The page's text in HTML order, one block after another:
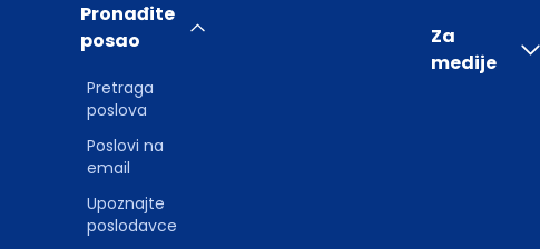
Pronađite
posao
Pretraga
poslova
Poslovi na
email
Upoznajte
poslodavce
Za
medije